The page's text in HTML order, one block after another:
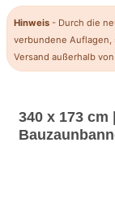
Hinweis - Durch die
verbundene Auflagen,
Versand außerhalb
340 x 173